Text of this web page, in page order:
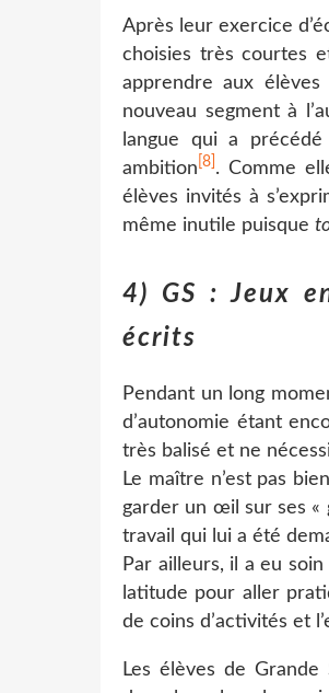
Après leur exercice
choisies très courtes
apprendre aux
nouveau segment à
langue qui a
ambition [8] . Comme
élèves invités à
même inutile puisque
4) GS : Jeux
écrits
Pendant un long
d’autonomie étant
très balisé et ne
Le maître n’est pas
garder un œil sur ses «
travail qui lui a été
Par ailleurs, il a eu
latitude pour aller
de coins d’activités et
Les élèves de